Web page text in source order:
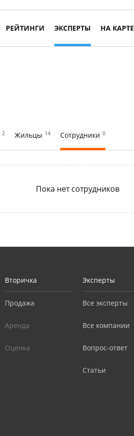
РЕЙТИНГИ ЭКСПЕРТЫ НА КАРТЕ
2 Жильцы 14 Сотрудники 0
Пока нет сотрудников
Вторичка
Продажа
Аренда
Оценка
Эксперты
Все эксперты
Все компании
Вопрос-ответ
Статьи